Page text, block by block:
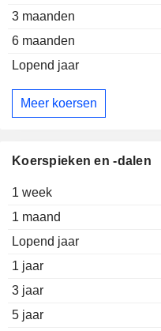
3 maanden
6 maanden
Lopend jaar
Meer koersen
Koerspieken en -dalen
1 week
1 maand
Lopend jaar
1 jaar
3 jaar
5 jaar